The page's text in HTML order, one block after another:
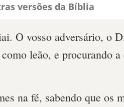
versões da Bíblia
O vosso adversário, o
leão, e procurando a
na fé, sabendo que os